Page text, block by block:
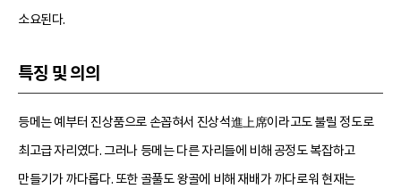
소요된다.
특징 및 의의
등메는 예부터 진상품으로 손꼽혀서 진상석進上席이라고도 불릴 정도로
최고급 자리였다. 그러나 등메는 다른 자리들에 비해 공정도 복잡하고
만들기가 까다롭다. 또한 골풀도 왕골에 비해 재배가 까다로워 현재는